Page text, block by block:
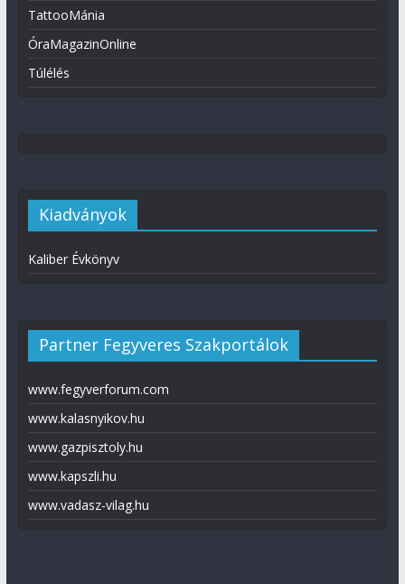
TattooMánia
ÓraMagazinOnline
Túlélés
Kiadványok
Kaliber Évkönyv
Partner Fegyveres Szakportálok
www.fegyverforum.com
www.kalasnyikov.hu
www.gazpisztoly.hu
www.kapszli.hu
www.vadasz-vilag.hu